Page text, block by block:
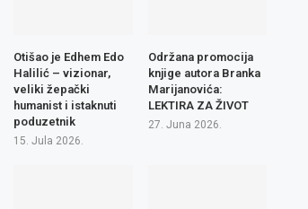
Otišao je Edhem Edo
Halilić – vizionar,
veliki žepački
humanist i istaknuti
poduzetnik
15. Jula 2026.
Održana promocija
knjige autora Branka
Marijanovića:
LEKTIRA ZA ŽIVOT
27. Juna 2026.